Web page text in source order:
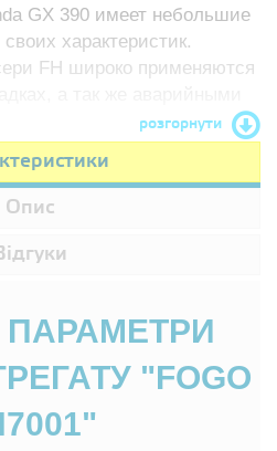
GX 390 имеет небольшие
характеристик.
FH широко применяются
розгорнути
Опис
ПАРАМЕТРИ
"FOGO